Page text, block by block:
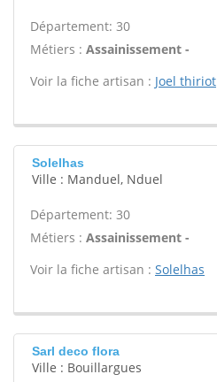
Département: 30
Métiers : Assainissement -
Voir la fiche artisan : Joel thiriot
Solelhas
Ville : Manduel, Nduel
Département: 30
Métiers : Assainissement -
Voir la fiche artisan : Solelhas
Sarl deco flora
Ville : Bouillargues